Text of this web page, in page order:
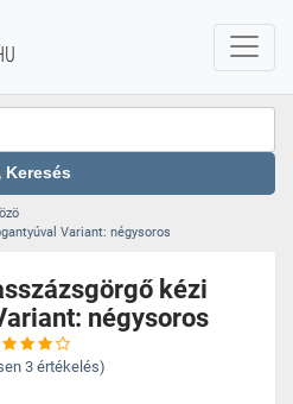
Keresés
Variant: négysoros
kézi
négysoros
3 értékelés)